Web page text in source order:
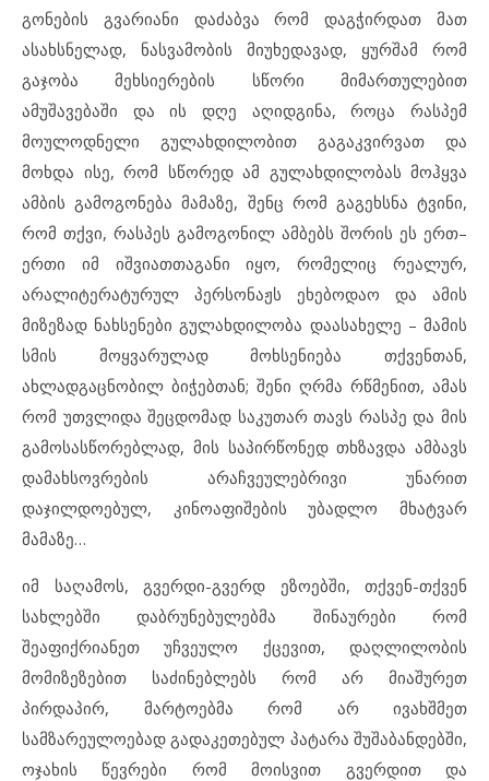
გონების გვარიანი დაძაბვა რომ დაგჭირდათ მათ
ასახსნელად, ნასვამობის მიუხედავად, ყურშამ რომ
გაჯობა მეხსიერების სწორი მიმართულებით
ამუშავებაში და ის დღე აღიდგინა, როცა რასპემ
მოულოდნელი გულახდილობით გაგაკვირვათ და
მოხდა ისე, რომ სწორედ ამ გულახდილობას მოჰყვა
ამბის გამოგონება მამაზე, შენც რომ გაგეხსნა ტვინი,
რომ თქვი, რასპეს გამოგონილ ამბებს შორის ეს ერთ–
ერთი იმ იშვიათთაგანი იყო, რომელიც რეალურ,
არალიტერატურულ პერსონაჟს ეხებოდაო და ამის
მიზეზად ნახსენები გულახდილობა დაასახელე – მამის
სმის მოყვარულად მოხსენიება თქვენთან,
ახლადგაცნობილ ბიჭებთან; შენი ღრმა რწმენით, ამას
რომ უთვლიდა შეცდომად საკუთარ თავს რასპე და მის
გამოსასწორებლად, მის საპირწონედ თხზავდა ამბავს
დამახსოვრების არაჩვეულებრივი უნარით
დაჯილდოებულ, კინოაფიშების უბადლო მხატვარ
მამაზე…
იმ საღამოს, გვერდი-გვერდ ეზოებში, თქვენ-თქვენ
სახლებში დაბრუნებულებმა შინაურები რომ
შეაფიქრიანეთ უჩვეულო ქცევით, დაღლილობის
მომიზეზებით საძინებლებს რომ არ მიაშურეთ
პირდაპირ, მარტოებმა რომ არ ივახშმეთ
სამზარეულოებად გადაკეთებულ პატარა შუშაბანდებში,
ოჯახის წევრები რომ მოისვით გვერდით და